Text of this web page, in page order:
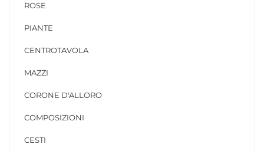
ROSE
PIANTE
CENTROTAVOLA
MAZZI
CORONE D'ALLORO
COMPOSIZIONI
CESTI